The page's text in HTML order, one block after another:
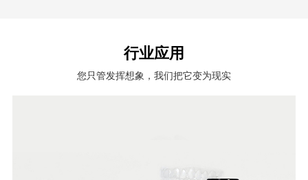
行业应用
您只管发挥想象，我们把它变为现实